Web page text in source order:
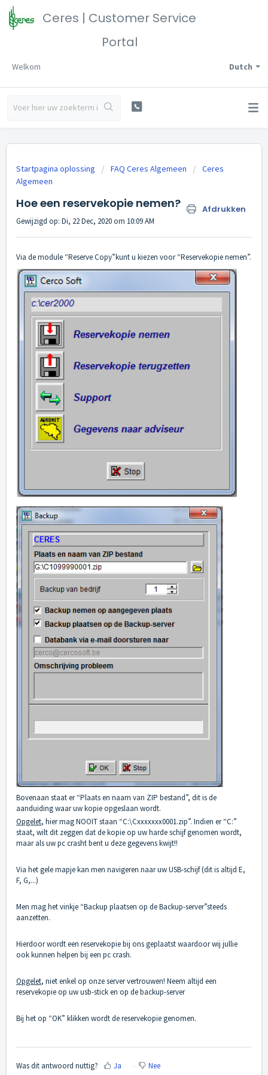
Ceres | Customer Service
Portal
Dutch
Welkom
Startpagina oplossing FAQ Ceres Algemeen
Ceres
Algemeen
Hoe een reservekopie nemen? Afdrukken
Gewijzigd op: Di, 22 Dec, 2020 om 10:09 AM
Via de module “Reserve Copy”kunt u kiezen voor “Reservekopie nemen”.
Bovenaan staat er “Plaats en naam van ZIP bestand”, dit is de
aanduiding waar uw kopie opgeslaan wordt.
Opgelet, hier mag NOOIT staan “C:\Cxxxxxxx0001.zip”. Indien er “C:”
staat, wilt dit zeggen dat de kopie op uw harde schijf genomen wordt,
maar als uw pc crasht bent u deze gegevens kwijt!!
Via het gele mapje kan men navigeren naar uw USB-schijf (dit is altijd E,
F, G,...)
Men mag het vinkje “Backup plaatsen op de Backup-server”steeds
aanzetten.
Hierdoor wordt een reservekopie bij ons geplaatst waardoor wij jullie
ook kunnen helpen bij een pc crash.
Opgelet, niet enkel op onze server vertrouwen! Neem altijd een
reservekopie op uw usb-stick en op de backup-server
Bij het op “OK” klikken wordt de reservekopie genomen.
Was dit antwoord nuttig? Ja Nee